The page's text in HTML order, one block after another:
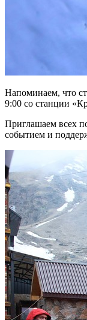
Напоминаем, что
9:00 со станции
Приглашаем всех
событием и